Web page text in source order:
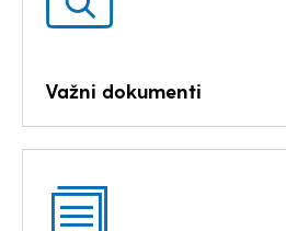
Važni dokumenti